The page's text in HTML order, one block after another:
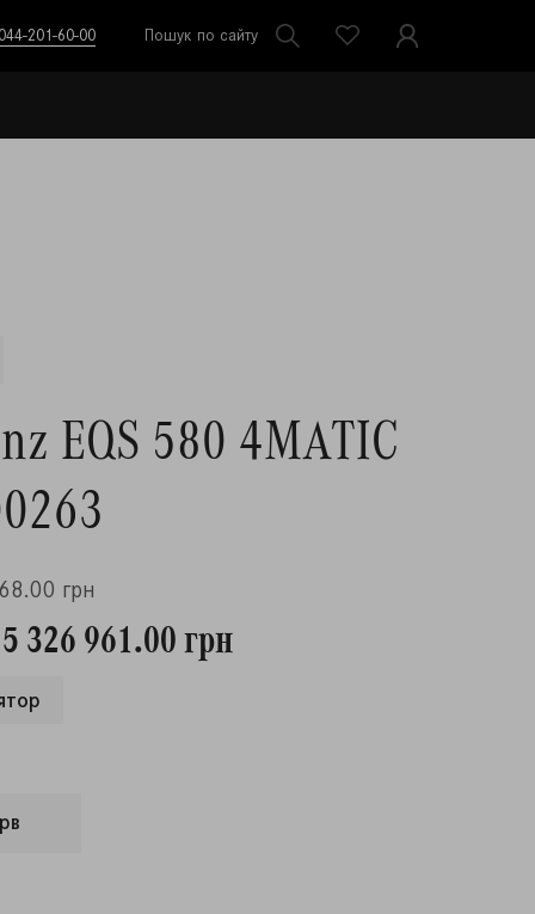
201-60-00 Пошук по сайту
EQS 580 4MATIC
грн
326 961.00 грн